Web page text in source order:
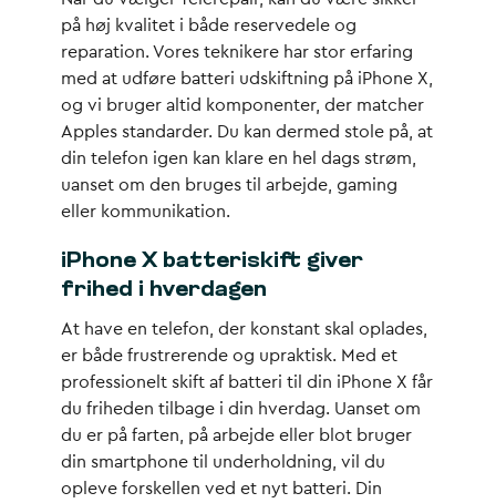
på høj kvalitet i både reservedele og
reparation. Vores teknikere har stor erfaring
med at udføre batteri udskiftning på iPhone X,
og vi bruger altid komponenter, der matcher
Apples standarder. Du kan dermed stole på, at
din telefon igen kan klare en hel dags strøm,
uanset om den bruges til arbejde, gaming
eller kommunikation.
iPhone X batteriskift giver
frihed i hverdagen
At have en telefon, der konstant skal oplades,
er både frustrerende og upraktisk. Med et
professionelt skift af batteri til din iPhone X får
du friheden tilbage i din hverdag. Uanset om
du er på farten, på arbejde eller blot bruger
din smartphone til underholdning, vil du
opleve forskellen ved et nyt batteri. Din